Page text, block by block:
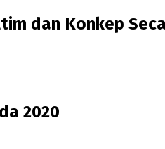
dan Konkep
2020